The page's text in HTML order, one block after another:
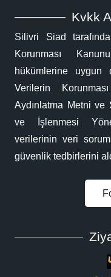
Kvkk
Silivri Siad
Korunması
hükümlerine uygun
Verilerin
Aydınlatma Metni ve
ve İşlenmesi
verilerinin veri
güvenlik tedbirlerini